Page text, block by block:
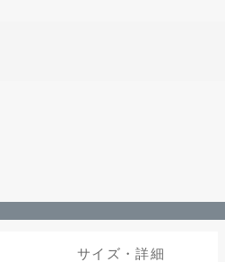
サイズ・詳細